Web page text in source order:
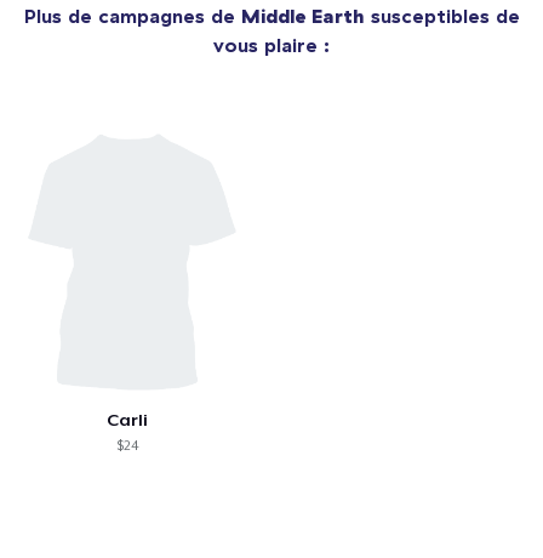
Plus de campagnes de Middle Earth susceptibles de
vous plaire :
Carli
$24